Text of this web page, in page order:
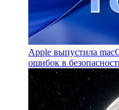
Apple выпустила
ошибок в